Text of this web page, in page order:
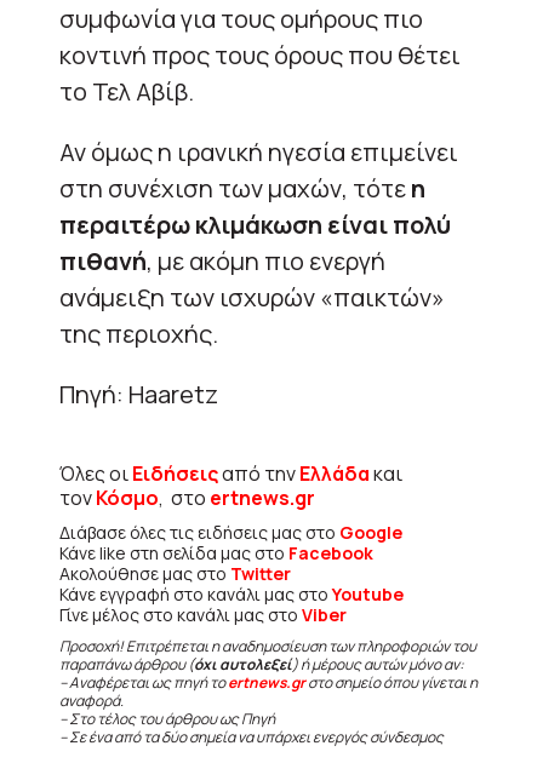
συμφωνία για τους ομήρους πιο
κοντινή προς τους όρους που θέτει
το Τελ Αβίβ.
Αν όμως η ιρανική ηγεσία επιμείνει
στη συνέχιση των μαχών, τότεη
περαιτέρω κλιμάκωση είναι πολύ
πιθανή, με ακόμη πιο ενεργή
ανάμειξη των ισχυρών «παικτών»
της περιοχής.
Πηγή: Haaretz
Όλες οιΕιδήσειςαπό τηνΕλλάδακαι
τονΚόσμο, στο ertnews.gr
Διάβασε όλες τις ειδήσεις μας στο Google
Κάνε like στη σελίδα μας στο Facebook
Ακολούθησε μας στο Twitter
Κάνε εγγραφή στο κανάλι μας στοYoutube
Γίνε μέλος στο κανάλι μας στο Viber
Προσοχή! Επιτρέπεται η αναδημοσίευση των πληροφοριών του
παραπάνω άρθρου (όχι αυτολεξεί) ή μέρους αυτών μόνο αν:
– Αναφέρεται ως πηγή τοertnews.grστο σημείο όπου γίνεται η
αναφορά.
– Στο τέλος του άρθρου ως Πηγή
– Σε ένα από τα δύο σημεία να υπάρχει ενεργός σύνδεσμος